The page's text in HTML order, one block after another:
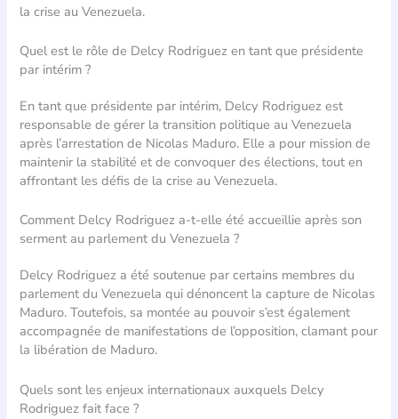
la crise au Venezuela.
Quel est le rôle de Delcy Rodriguez en tant que présidente
par intérim ?
En tant que présidente par intérim, Delcy Rodriguez est
responsable de gérer la transition politique au Venezuela
après l’arrestation de Nicolas Maduro. Elle a pour mission de
maintenir la stabilité et de convoquer des élections, tout en
affrontant les défis de la crise au Venezuela.
Comment Delcy Rodriguez a-t-elle été accueillie après son
serment au parlement du Venezuela ?
Delcy Rodriguez a été soutenue par certains membres du
parlement du Venezuela qui dénoncent la capture de Nicolas
Maduro. Toutefois, sa montée au pouvoir s’est également
accompagnée de manifestations de l’opposition, clamant pour
la libération de Maduro.
Quels sont les enjeux internationaux auxquels Delcy
Rodriguez fait face ?